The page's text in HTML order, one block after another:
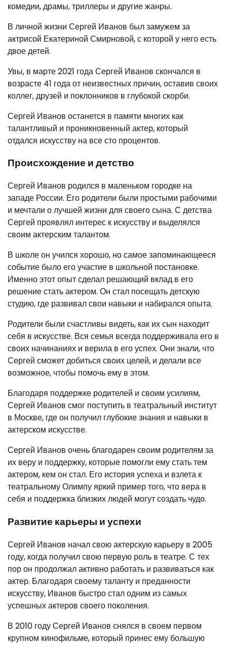
комедии, драмы, триллеры и другие жанры.
В личной жизни Сергей Иванов был замужем за
актрисой Екатериной Смирновой, с которой у него есть
двое детей.
Увы, в марте 2021 года Сергей Иванов скончался в
возрасте 41 года от неизвестных причин, оставив своих
коллег, друзей и поклонников в глубокой скорби.
Сергей Иванов останется в памяти многих как
талантливый и проникновенный актер, который
отдался искусству на все сто процентов.
Происхождение и детство
Сергей Иванов родился в маленьком городке на
западе России. Его родители были простыми рабочими
и мечтали о лучшей жизни для своего сына. С детства
Сергей проявлял интерес к искусству и выделялся
своим актерским талантом.
В школе он учился хорошо, но самое запоминающееся
событие было его участие в школьной постановке.
Именно этот опыт сделал решающий вклад в его
решение стать актером. Он стал посещать детскую
студию, где развивал свои навыки и набирался опыта.
Родители были счастливы видеть, как их сын находит
себя в искусстве. Вся семья всегда поддерживала его в
своих начинаниях и верила в его успех. Они знали, что
Сергей сможет добиться своих целей, и делали все
возможное, чтобы помочь ему в этом.
Благодаря поддержке родителей и своим усилиям,
Сергей Иванов смог поступить в театральный институт
в Москве, где он получил глубокие знания и навыки в
актерском искусстве.
Сергей Иванов очень благодарен своим родителям за
их веру и поддержку, которые помогли ему стать тем
актером, кем он стал. Его история успеха и взлета к
театральному Олимпу яркий пример того, что вера в
себя и поддержка близких людей могут создать чудо.
Развитие карьеры и успехи
Сергей Иванов начал свою актерскую карьеру в 2005
году, когда получил свою первую роль в театре. С тех
пор он продолжал активно работать и развиваться как
актер. Благодаря своему таланту и преданности
искусству, Иванов быстро стал одним из самых
успешных актеров своего поколения.
В 2010 году Сергей Иванов снялся в своем первом
крупном кинофильме, который принес ему большую